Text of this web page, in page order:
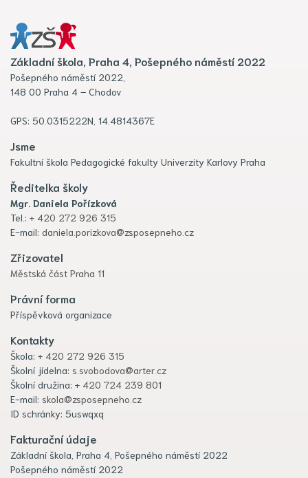
Základní škola, Praha 4, Pošepného náměstí 2022
Pošepného náměstí 2022,
148 00 Praha 4 – Chodov
GPS: 50.0315222N, 14.4814367E
Jsme
Fakultní škola Pedagogické fakulty Univerzity Karlovy Praha
Ředitelka školy
Mgr. Daniela Pořízková
Tel.: + 420 272 926 315
E-mail: daniela.porizkova@zsposepneho.cz
Zřizovatel
Městská část Praha 11
Právní forma
Příspěvková organizace
Kontakty
Škola: + 420 272 926 315
Školní jídelna: s.svobodova@arter.cz
Školní družina: + 420 724 239 801
E-mail: skola@zsposepneho.cz
ID schránky: 5uswqxq
Fakturační údaje
Základní škola, Praha 4, Pošepného náměstí 2022
Pošepného náměstí 2022